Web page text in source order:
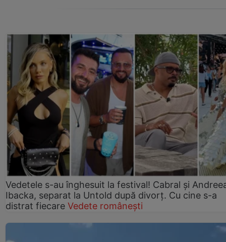
Vedetele s-au înghesuit la festival! Cabral și
Ibacka, separat la Untold după divorț. Cu cine s-a
distrat fiecare Vedete românești